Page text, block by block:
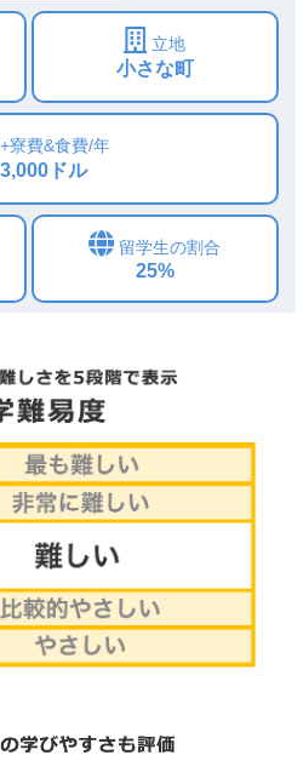
立地
小さな町
寮費&食費/年
ドル
留学生の割合
25%